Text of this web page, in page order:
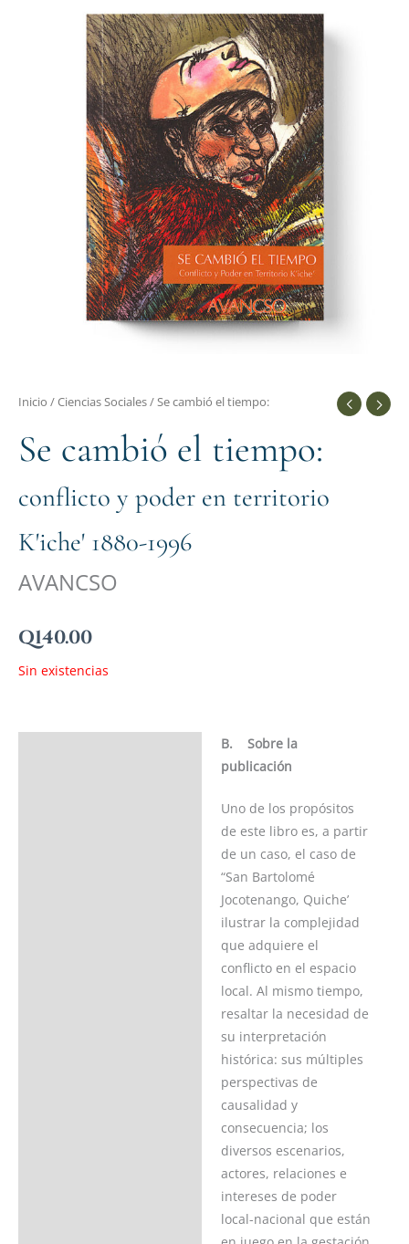
Inicio /Ciencias Sociales/ Se cambió el tiempo:
Se cambió el tiempo:
conflicto y poder en territorio
K'iche' 1880-1996
AVANCSO
Q140.00
Sin existencias
B.
Sobre la
publicación
Uno de los propósitos
de este libro es, a partir
de un caso, el caso de
“San Bartolomé
Jocotenango, Quiche’
ilustrar la complejidad
que adquiere el
conflicto en el espacio
local. Al mismo tiempo,
resaltar la necesidad de
su interpretación
histórica: sus múltiples
perspectivas de
causalidad y
consecuencia; los
diversos escenarios,
actores, relaciones e
intereses de poder
local-nacional que están